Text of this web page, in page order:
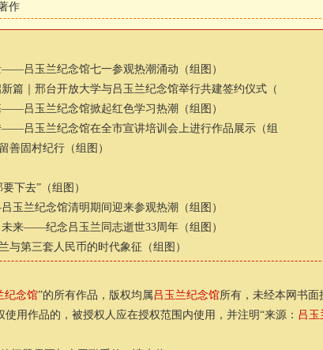
作
吕玉兰纪念馆七一参观热潮涌动（组图）
篇｜邢台开放大学与吕玉兰纪念馆举行共建签约仪式（
吕玉兰纪念馆掀起红色学习热潮（组图）
吕玉兰纪念馆在全市宣讲培训会上进行作品展示（组
善固村纪行（组图）
下去”（组图）
兰纪念馆清明期间迎来参观热潮（组图）
来——纪念吕玉兰同志逝世33周年（组图）
与第三套人民币的时代象征（组图）
纪念馆”的所有作品，版权均属 吕玉兰纪念馆所有，未经本网书
用作品的，被授权人应在授权范围内使用，并注明“来源： 吕